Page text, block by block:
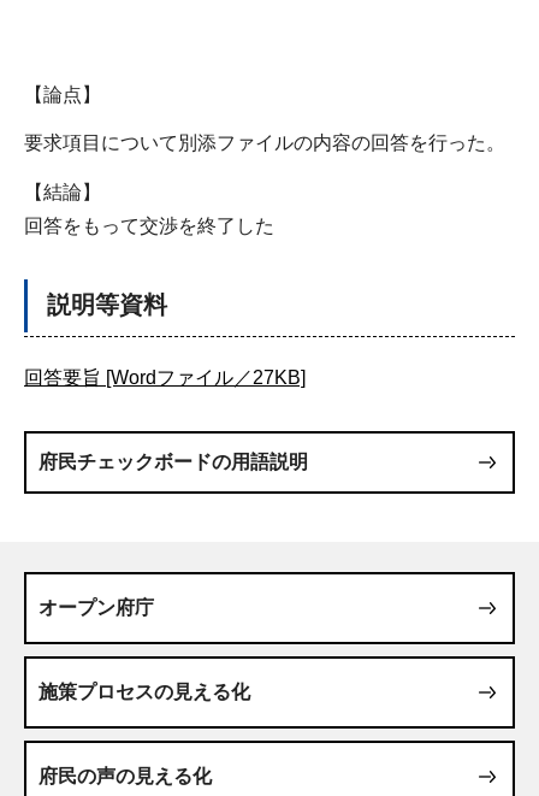
【論点】
要求項目について別添ファイルの内容の回答を行った。
【結論】
回答をもって交渉を終了した
説明等資料
回答要旨 [Wordファイル／27KB]
府民チェックボードの用語説明
オープン府庁
施策プロセスの見える化
府民の声の見える化